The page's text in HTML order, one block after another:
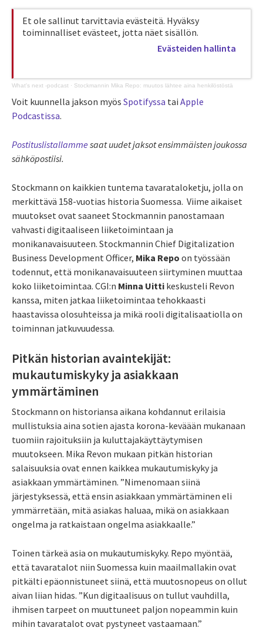
Et ole sallinut tarvittavia evästeitä. Hyväksy
toiminnalliset evästeet, jotta näet sisällön.
Evästeiden hallinta
What's next -podcast · Stockmannin Mika Repo: muutos lähtee aina henkilöstöstä
Voit kuunnella jakson myös Spotifyssa tai Apple
Podcastissa.
Postituslistallamme saat uudet jaksot ensimmäisten joukossa
sähköpostiisi.
Stockmann on kaikkien tuntema tavarataloketju, jolla on
merkittävä 158-vuotias historia Suomessa. Viime aikaiset
muutokset ovat saaneet Stockmannin panostamaan
vahvasti digitaaliseen liiketoimintaan ja
monikanavaisuuteen. Stockmannin Chief Digitalization
Business Development Officer, Mika Repo on työssään
todennut, että monikanavaisuuteen siirtyminen muuttaa
koko liiketoimintaa. CGI:n Minna Uitti keskusteli Revon
kanssa, miten jatkaa liiketoimintaa tehokkaasti
haastavissa olosuhteissa ja mikä rooli digitalisaatiolla on
toiminnan jatkuvuudessa.
Pitkän historian avaintekijät:
mukautumiskyky ja asiakkaan
ymmärtäminen
Stockmann on historiansa aikana kohdannut erilaisia
mullistuksia aina sotien ajasta korona-keväään mukanaan
tuomiin rajoituksiin ja kuluttajakäyttäytymisen
muutokseen. Mika Revon mukaan pitkän historian
salaisuuksia ovat ennen kaikkea mukautumiskyky ja
asiakkaan ymmärtäminen. ”Nimenomaan siinä
järjestyksessä, että ensin asiakkaan ymmärtäminen eli
ymmärretään, mitä asiakas haluaa, mikä on asiakkaan
ongelma ja ratkaistaan ongelma asiakkaalle.”
Toinen tärkeä asia on mukautumiskyky. Repo myöntää,
että tavaratalot niin Suomessa kuin maailmallakin ovat
pitkälti epäonnistuneet siinä, että muutosnopeus on ollut
aivan liian hidas. ”Kun digitaalisuus on tullut vauhdilla,
ihmisen tarpeet on muuttuneet paljon nopeammin kuin
mihin tavaratalot ovat pystyneet vastaamaan.”